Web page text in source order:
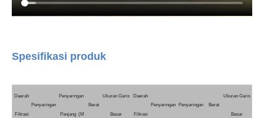
Spesifikasi produk
Daerah
Filtrasi
Penyaringan
Penyaringan
Panjang (M
Berat
Ukuran Garis
Besar
Daerah
Filtrasi
Penyaringan Penyaringan Berat
Ukuran Garis
Besar